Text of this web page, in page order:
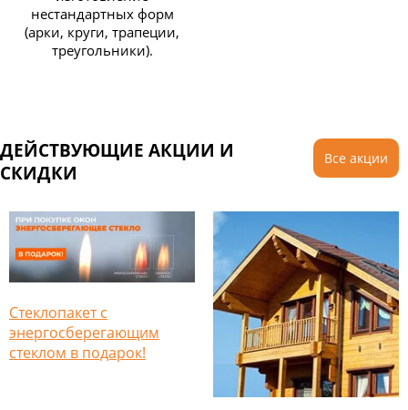
нестандартных форм
(арки, круги, трапеции,
треугольники).
Все акции
ДЕЙСТВУЮЩИЕ АКЦИИ И
СКИДКИ
Стеклопакет с
энергосберегающим
стеклом в подарок!